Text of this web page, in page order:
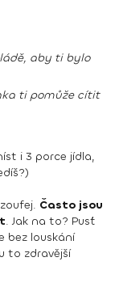
aby ti bylo
ti pomůže cítit
i 3 porce jídla,
Často jsou
. Jak na to? Pusť
bez louskání
to zdravější